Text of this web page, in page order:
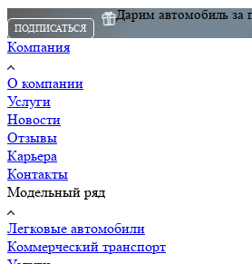
Дарим автомобиль за
ПОДПИСАТЬСЯ
Компания
О компании
Услуги
Новости
Отзывы
Карьера
Контакты
Модельный ряд
Легковые автомобили
Коммерческий транспорт